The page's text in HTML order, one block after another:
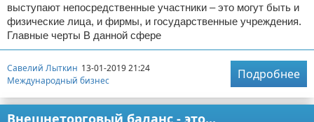
выступают непосредственные участники – это могут быть и
физические лица, и фирмы, и государственные учреждения.
Главные черты В данной сфере
Савелий Лыткин 13-01-2019 21:24
Международный бизнес
Подробнее
Внешнеторговый баланс - это...